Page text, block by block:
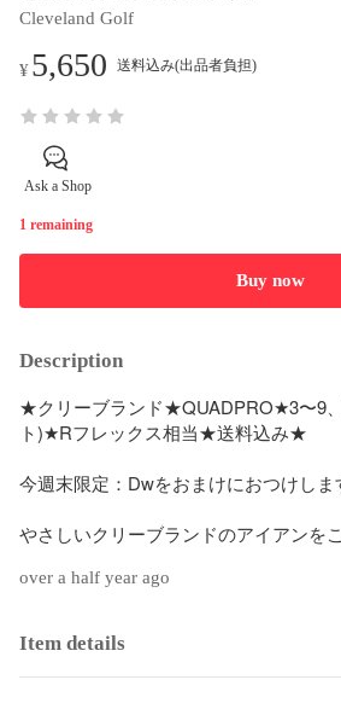
Cleveland Golf
¥5,650 送料込み(出品者負担)
Ask a Shop
1 remaining
Buy now
Description
★クリーブランド★QUADPRO★3〜9
ト)★Rフレックス相当★送料込み★
今週末限定：Dwをおまけにおつけしま
やさしいクリーブランドのアイアンを
over a half year ago
Item details